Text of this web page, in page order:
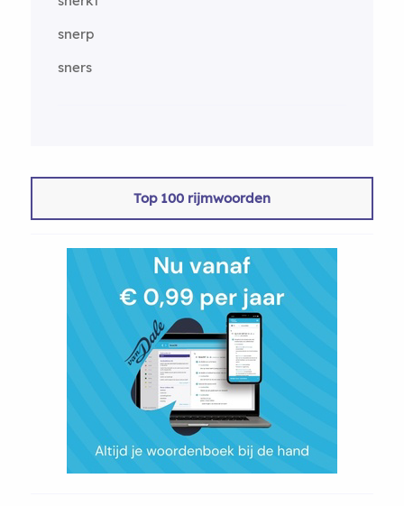
snerp
sners
Top 100 rijmwoorden